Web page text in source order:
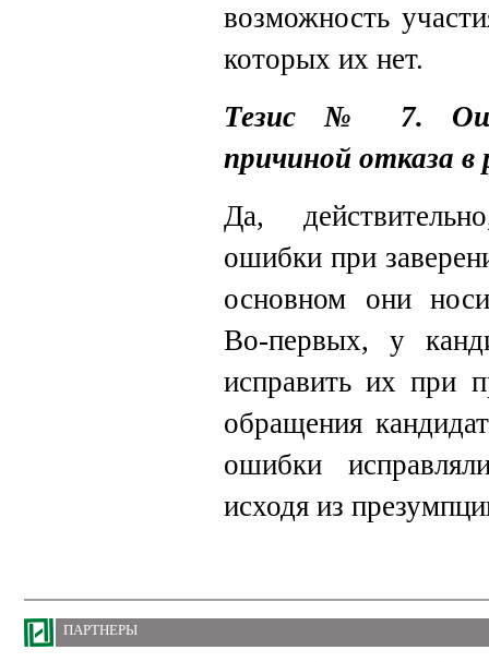
возможность
которых их нет.
Тезис № 7.
причиной отказа в
Да,
ошибки при
основном они
Во-первых, у
исправить их при
обращения
ошибки
исходя из
ПАРТНЕРЫ